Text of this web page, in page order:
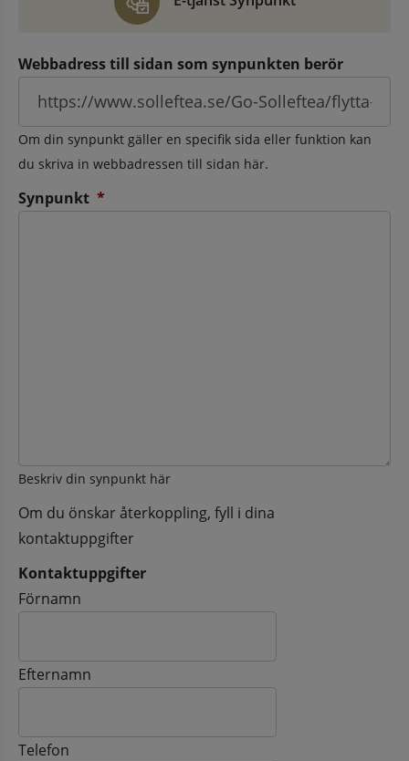
Webbadress till sidan som synpunkten berör
Om din synpunkt gäller en specifik sida eller funktion kan
du skriva in webbadressen till sidan här.
Synpunkt *
Beskriv din synpunkt här
Om du önskar återkoppling, fyll i dina
kontaktuppgifter
Kontaktuppgifter
Kontaktuppgifter
Förnamn
Efternamn
Telefon